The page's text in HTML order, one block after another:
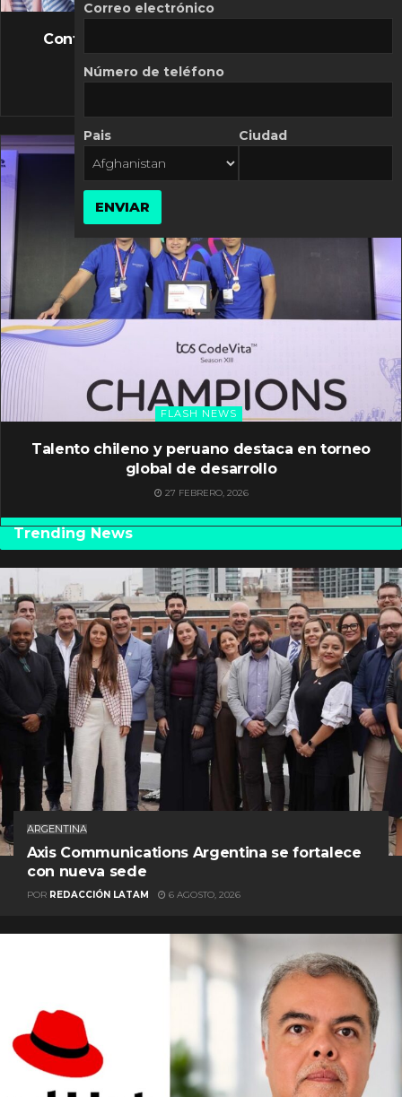
FLASH NEWS
Controversia de Mercado Libre por costos
10 MARZO, 2026
FLASH NEWS
Talento chileno y peruano destaca en torneo
global de desarrollo
27 FEBRERO, 2026
Trending News
ARGENTINA
Axis Communications Argentina se fortalece
con nueva sede
POR REDACCIÓN LATAM 6 AGOSTO, 2026
Correo electrónico
Número de teléfono
Pais Ciudad
ENVIAR